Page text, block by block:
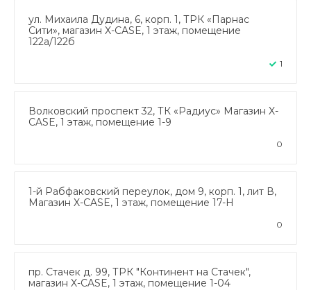
ул. Михаила Дудина, 6, корп. 1, ТРК «Парнас
Сити», магазин X-CASE, 1 этаж, помещение
122а/122б
1
Волковский проспект 32, ТК «Радиус» Магазин X-
CASE, 1 этаж, помещение 1-9
0
1-й Рабфаковский переулок, дом 9, корп. 1, лит В,
Магазин X-CASE, 1 этаж, помещение 17-Н
0
пр. Стачек д. 99, ТРК "Континент на Стачек",
магазин X-CASE, 1 этаж, помещение 1-04